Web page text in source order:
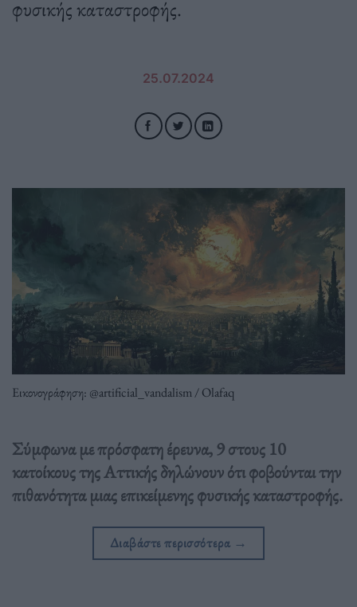
φυσικής καταστροφής.
25.07.2024
Εικονογράφηση: @artificial_vandalism / Olafaq
Σύμφωνα με πρόσφατη έρευνα, 9 στους 10
κατοίκους της Αττικής δηλώνουν ότι φοβούνται την
πιθανότητα μιας επικείμενης φυσικής καταστροφής.
Διαβάστε περισσότερα →